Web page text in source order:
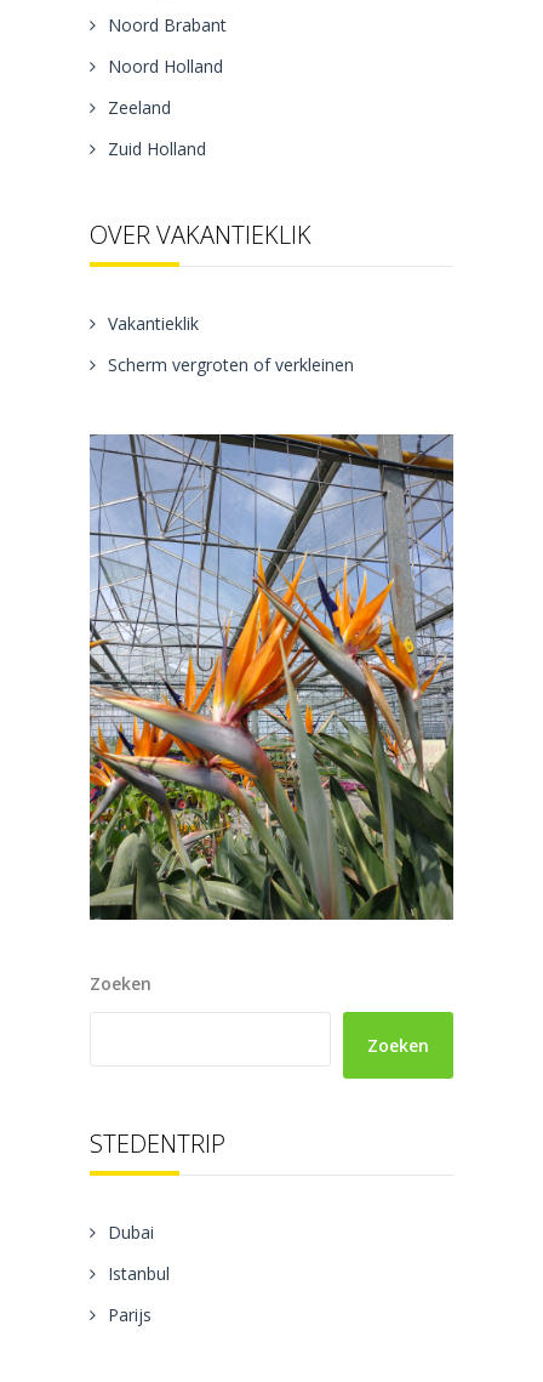
Noord Brabant
Noord Holland
Zeeland
Zuid Holland
OVER VAKANTIEKLIK
Vakantieklik
Scherm vergroten of verkleinen
Zoeken
Zoeken
STEDENTRIP
Dubai
Istanbul
Parijs